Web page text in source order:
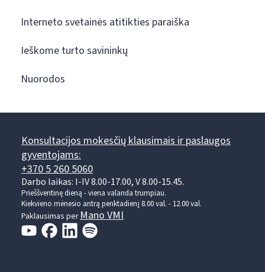
Interneto svetainės atitikties paraiška
Ieškome turto savininkų
Nuorodos
Konsultacijos mokesčių klausimais ir paslaugos
gyventojams:
+370 5 260 5060
Darbo laikas: I-IV 8.00-17.00, V 8.00-15.45.
Prieššventinę dieną - viena valanda trumpiau.
Kiekvieno mėnesio antrą penktadienį 8.00 val. - 12.00 val.
Paklausimas perMano VMI